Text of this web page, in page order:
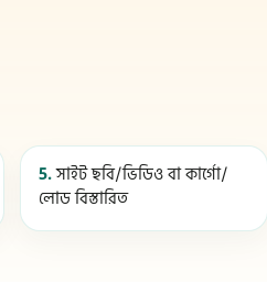
5.সাইট ছবি/ভিডিও বা কার্গো/
লোড বিস্তারিত